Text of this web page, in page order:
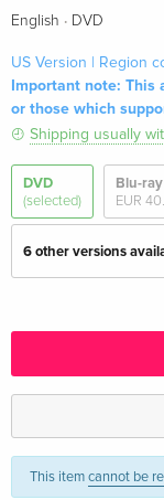
English · DVD
US Version | Region
Important note: This
or those which
Shipping usually
DVD
(selected)
Blu-ray
EUR
6 other versions
Director's Cut
Standard edition
English · US Version
This itemcannot be